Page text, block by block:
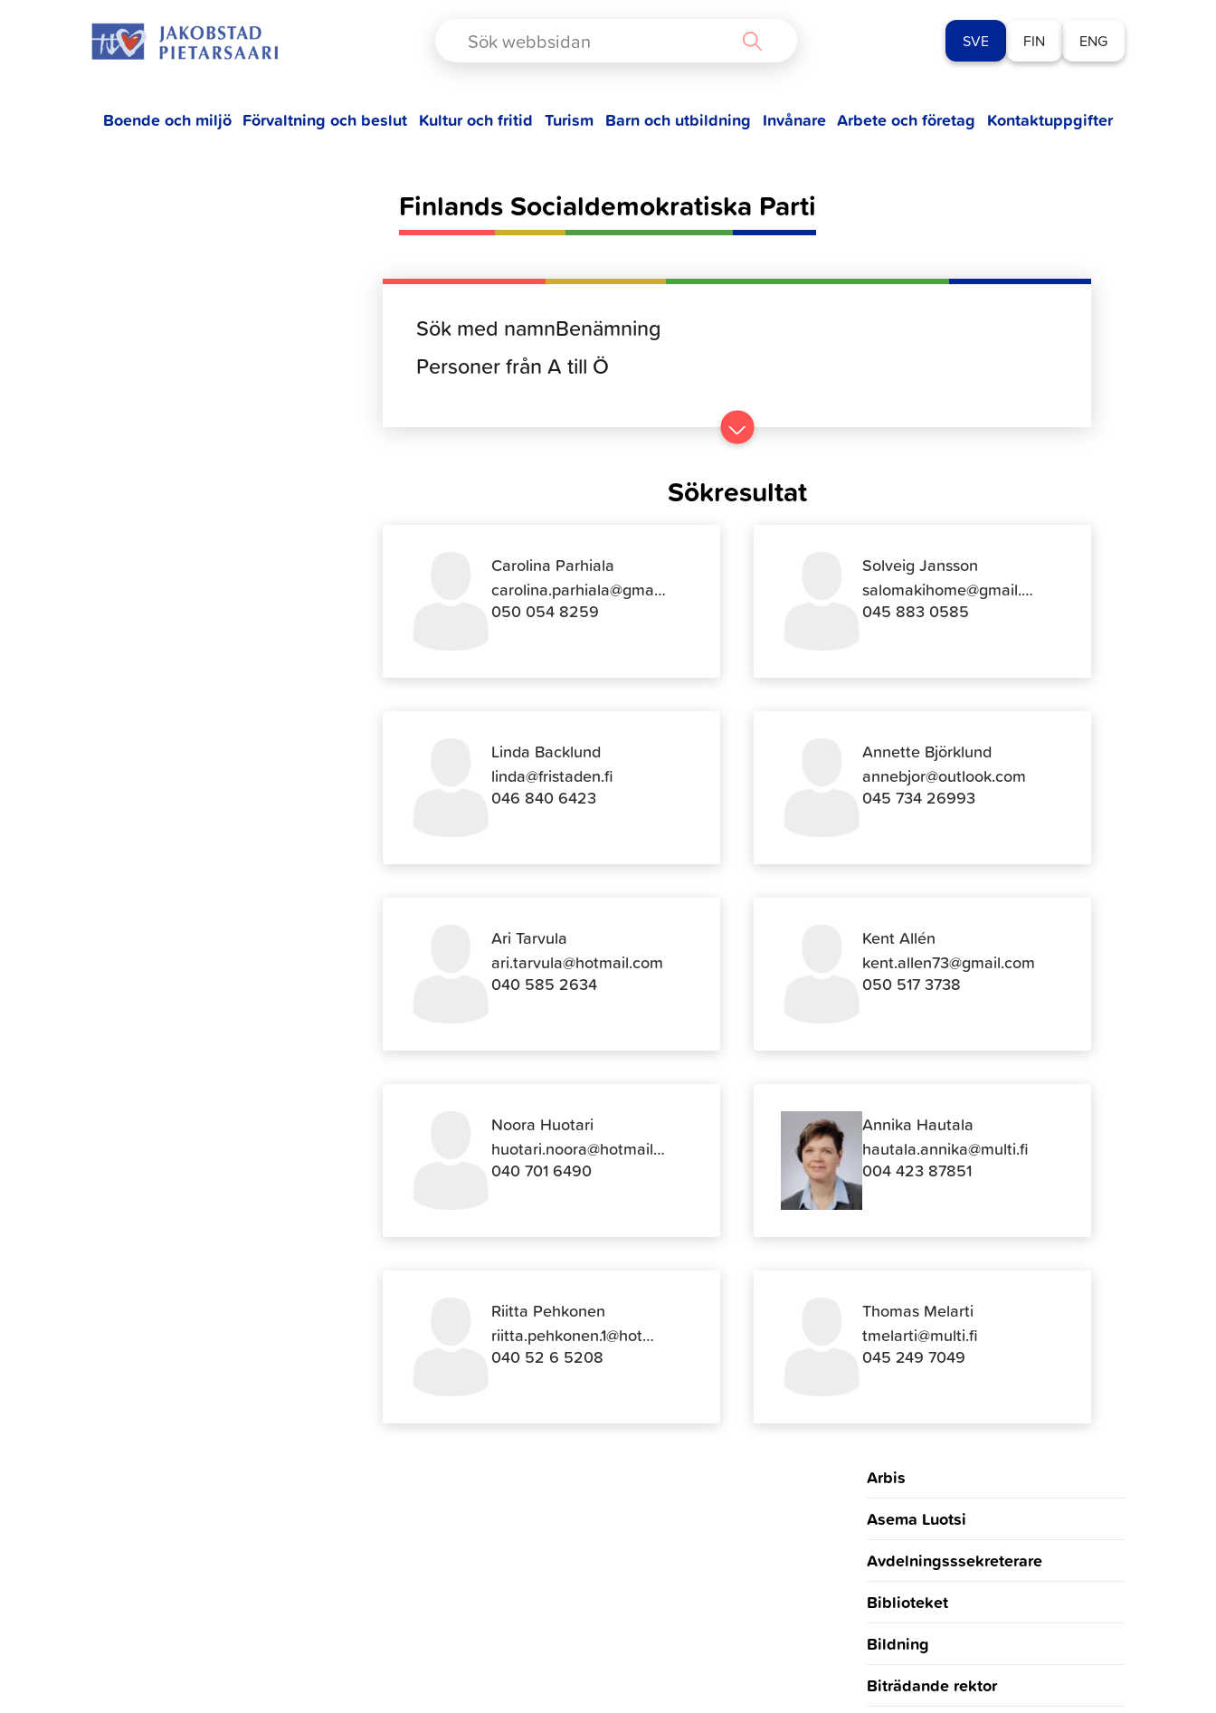
SVE FIN ENG
Boende och miljö Förvaltning och beslut Kultur och fritid Turism Barn och utbildning Invånare Arbete och företag Kontaktuppgifter
Finlands Socialdemokratiska Parti
Gå
till
Sökresultat
Carolina Parhiala
carolina.parhiala@gmail.com
050 054 8259
Solveig Jansson
salomakihome@gmail.com
045 883 0585
Linda Backlund
linda@fristaden.fi
046 840 6423
Annette Björklund
annebjor@outlook.com
045 734 26993
Ari Tarvula
ari.tarvula@hotmail.com
040 585 2634
Kent Allén
kent.allen73@gmail.com
050 517 3738
Noora Huotari
huotari.noora@hotmail.com
040 701 6490
Annika Hautala
hautala.annika@multi.fi
004 423 87851
Riitta Pehkonen
riitta.pehkonen.1@hotmail.com
040 52 6 5208
Thomas Melarti
tmelarti@multi.fi
045 249 7049
Arbis
Asema Luotsi
Avdelningsssekreterare
Biblioteket
Bildning
Biträdande rektor